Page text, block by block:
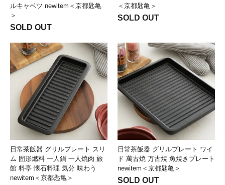
ルキャベツ newitem＜京都匙亀
＞
SOLD OUT
＜京都匙亀＞
SOLD OUT
日常茶飯器 グリルプレート スリ
ム 固形燃料 一人鍋 一人焼肉 旅
館 料亭 懐石料理 気分 味わう
newitem＜京都匙亀＞
日常茶飯器 グリルプレート ワイ
ド 萬古焼 万古焼 魚焼きプレート
newitem＜京都匙亀＞
SOLD OUT